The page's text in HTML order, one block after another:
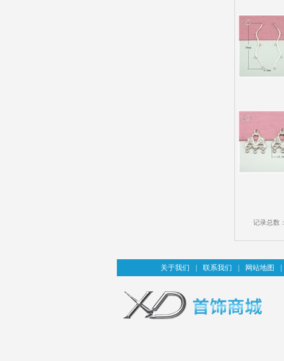
记录总数：
关于我们 联系我们 网站地图